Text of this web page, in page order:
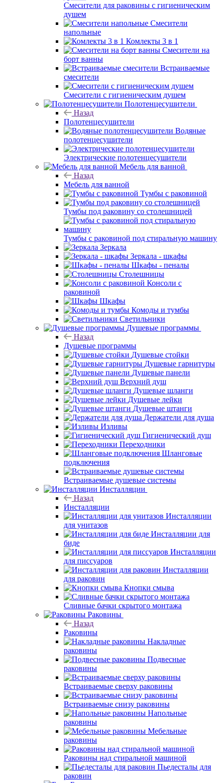
Смесители для раковины с гигиеническим
душем
Смесители
напольные
Комлекты 3 в 1
Смесители на
борт ванны
Встраиваемые
смесители
Смесители с гигиеническим душем
Полотенцесушители
Назад
Полотенцесушители
Водяные
полотенцесушители
Электрические полотенцесушители
Мебель для ванной
Назад
Мебель для ванной
Тумбы с раковиной
Тумбы под раковину со столешницей
Тумбы с раковиной под стиральную машину
Зеркала
Зеркала - шкафы
Шкафы - пеналы
Столешницы
Консоли с
раковиной
Шкафы
Комоды и тумбы
Светильники
Душевые программы
Назад
Душевые программы
Душевые стойки
Душевые гарнитуры
Душевые панели
Верхний душ
Душевые шланги
Душевые лейки
Душевые штанги
Держатели для душа
Изливы
Гигиенический душ
Переходники
Шланговые
подключения
Встраиваемые душевые системы
Инсталляции
Назад
Инсталляции
Инсталляции
для унитазов
Инсталляции для
биде
Инсталляции
для писсуаров
Инсталляции
для раковин
Кнопки смыва
Сливные бачки скрытого монтажа
Раковины
Назад
Раковины
Накладные
раковины
Подвесные
раковины
Встраиваемые сверху раковины
Встраиваемые снизу раковины
Напольные
раковины
Мебельные
раковины
Раковины над стиральной машиной
Пьедесталы для
раковин